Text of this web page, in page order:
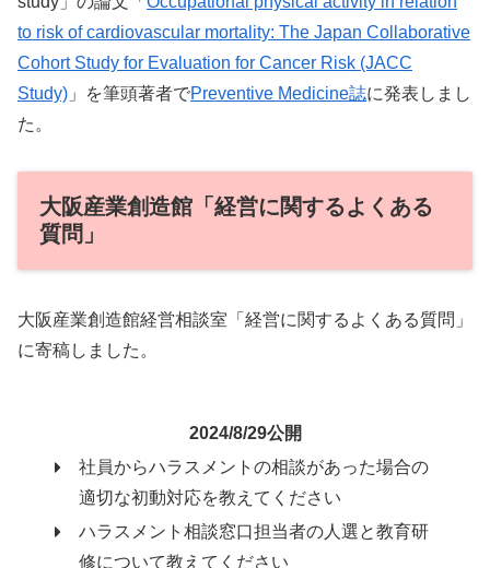
to risk of cardiovascular mortality: The Japan Collaborative
Cohort Study for Evaluation for Cancer Risk (JACC
Study) 」を筆頭著者でPreventive Medicine誌に発表しまし
た。
大阪産業創造館「経営に関するよくある
質問」
大阪産業創造館経営相談室「経営に関するよくある質問」
に寄稿しました。
2024/8/29公開
社員からハラスメントの相談があった場合の
適切な初動対応を教えてください
ハラスメント相談窓口担当者の人選と教育研
修について教えてください